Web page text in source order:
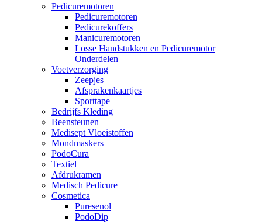
Pedicuremotoren
Pedicuremotoren
Pedicurekoffers
Manicuremotoren
Losse Handstukken en Pedicuremotor
Onderdelen
Voetverzorging
Zeepjes
Afsprakenkaartjes
Sporttape
Bedrijfs Kleding
Beensteunen
Medisept Vloeistoffen
Mondmaskers
PodoCura
Textiel
Afdrukramen
Medisch Pedicure
Cosmetica
Puresenol
PodoDip